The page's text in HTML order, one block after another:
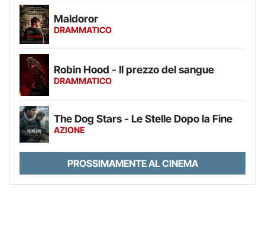
Maldoror
DRAMMATICO
Robin Hood - Il prezzo del sangue
DRAMMATICO
The Dog Stars - Le Stelle Dopo la Fine
AZIONE
PROSSIMAMENTE AL CINEMA